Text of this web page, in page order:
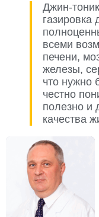
Джин-
газировка
всеми
печени,
железы,
что нужно
честно
полезно и
качества